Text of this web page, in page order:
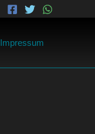
Impressum